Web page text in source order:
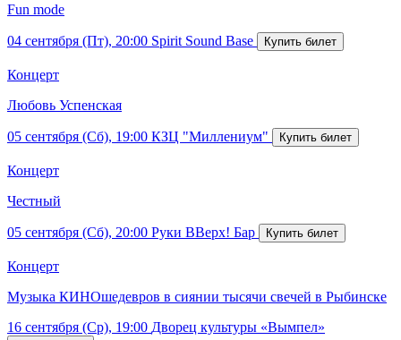
Fun mode
04 сентября (Пт), 20:00 Spirit Sound Base
Концерт
Любовь Успенская
05 сентября (Сб), 19:00 КЗЦ "Миллениум"
Концерт
Честный
05 сентября (Сб), 20:00 Руки ВВерх! Бар
Концерт
Музыка КИНОшедевров в сиянии тысячи свечей в Рыбинске
16 сентября (Ср), 19:00 Дворец культуры «Вымпел»